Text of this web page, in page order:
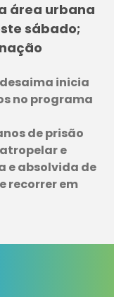
área urbana
sábado;
inicia
no programa
de prisão
e
e absolvida de
recorrer em